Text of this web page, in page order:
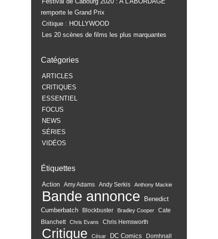
remporte le Grand Prix
Critique : HOLLYWOOD
Les 20 scènes de films les plus marquantes
Catégories
ARTICLES
CRITIQUES
ESSENTIEL
FOCUS
NEWS
SÉRIES
VIDÉOS
Étiquettes
Action Amy Adams Andy Serkis Anthony Mackie
Bande annonce
Benedict
Cumberbatch
Blockbuster Bradley Cooper
Cate
Blanchett
Chris Evans Chris Hemsworth
Critique César DC Comics Domhnall